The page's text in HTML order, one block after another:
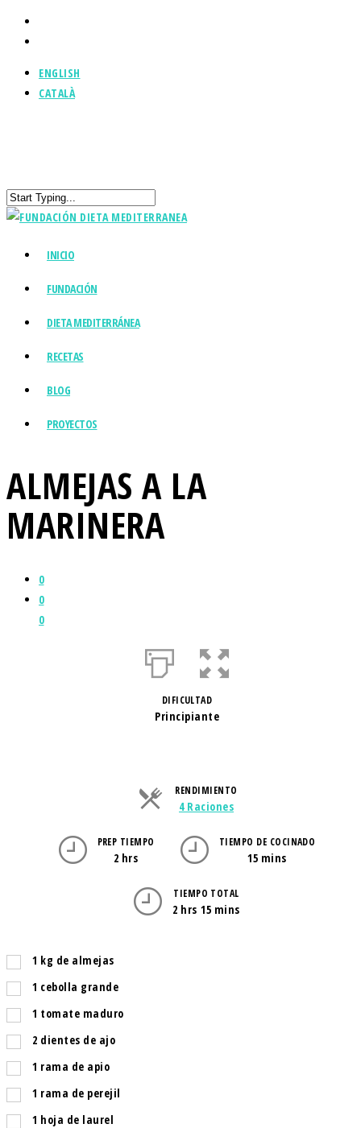
ENGLISH
CATALÀ
INICIO
FUNDACIÓN
DIETA MEDITERRÁNEA
RECETAS
BLOG
PROYECTOS
ALMEJAS A LA
MARINERA
0
0
0
DIFICULTAD
Principiante
RENDIMIENTO
4 RacionesRaciones
PREP TIEMPO
2 hrs
TIEMPO DE COCINADO
15 mins
TIEMPO TOTAL
2 hrs 15 mins
1 kg de almejas
1 cebolla grande
1 tomate maduro
2 dientes de ajo
1 rama de apio
1 rama de perejil
1 hoja de laurel